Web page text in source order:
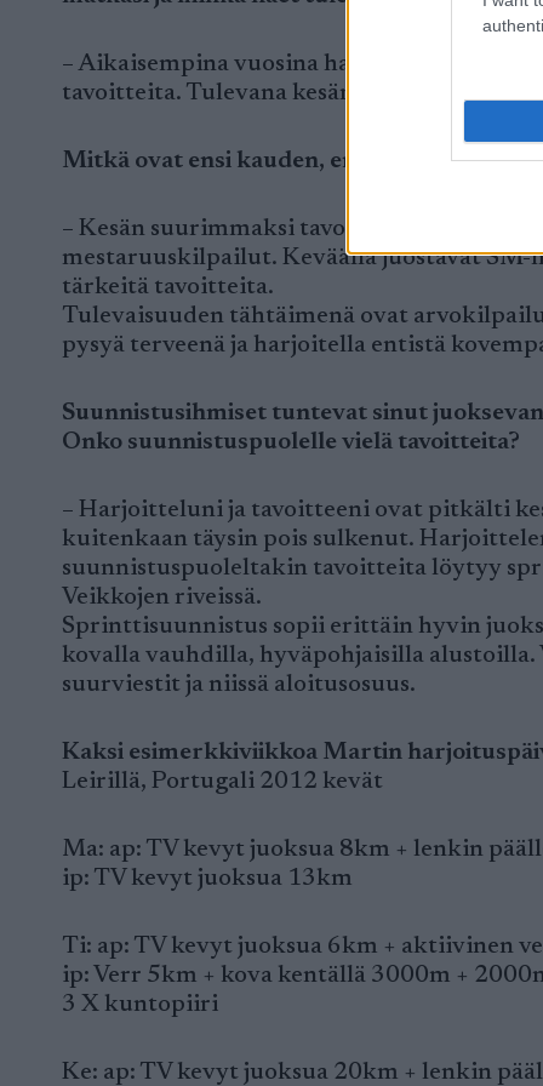
– Aikaisempina vuosina haitari matkojen
tavoitteita. Tulevana kesänä päämatkani
Mitkä ovat ensi kauden, entä pidemmän
– Kesän suurimmaksi tavoitteeksi olen
mestaruuskilpailut. Keväällä juostavat
tärkeitä tavoitteita.
Tulevaisuuden tähtäimenä ovat
pysyä terveenä ja harjoitella entistä
Suunnistusihmiset tuntevat sinut
Onko suunnistuspuolelle vielä tavoitteita?
– Harjoitteluni ja tavoitteeni ovat pitkälti
kuitenkaan täysin pois sulkenut.
suunnistuspuoleltakin tavoitteita löytyy
Veikkojen riveissä.
Sprinttisuunnistus sopii erittäin hyvin
kovalla vauhdilla, hyväpohjaisilla
suurviestit ja niissä aloitusosuus.
Kaksi esimerkkiviikkoa Martin
Leirillä, Portugali 2012 kevät
Ma: ap: TV kevyt juoksua 8km + lenkin
ip: TV kevyt juoksua 13km
Ti: ap: TV kevyt juoksua 6km + aktiivinen
ip: Verr 5km + kova kentällä 3000m +
3 X kuntopiiri
Ke: ap: TV kevyt juoksua 20km + lenkin